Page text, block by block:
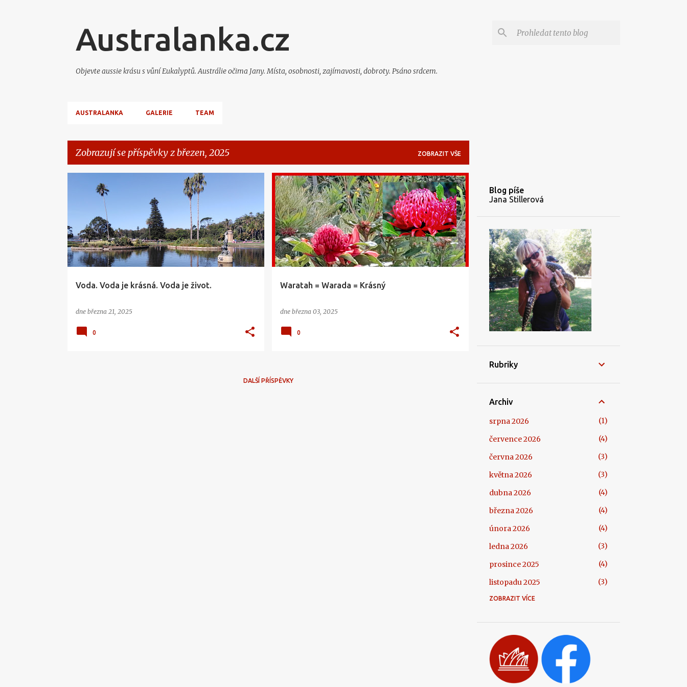
Australanka.cz
Objevte aussie krásu s vůní Eukalyptů. Austrálie očima Jany. Místa, osobnosti, zajímavosti, dobroty. Psáno srdcem.
AUSTRALANKA GALERIE TEAM
Zobrazují se příspěvky z březen, 2025 ZOBRAZIT VŠE
s
p
ě
Voda. Voda je krásná. Voda je život.
dne března 21, 2025
MY SYDNEY
0
Waratah = Warada = Krásný
dne března 03, 2025
AUSSIE FAUNA & FLORA
0
DALŠÍ PŘÍSPĚVKY
Blog píše
Jana Stillerová
Rubriky
Archiv
srpna 2026
1
července 2026
4
června 2026
3
května 2026
3
dubna 2026
4
března 2026
4
února 2026
4
ledna 2026
3
prosince 2025
4
listopadu 2025
3
října 2025
srpna 2025
července 2025
června 2025
ZOBRAZIT VÍCE